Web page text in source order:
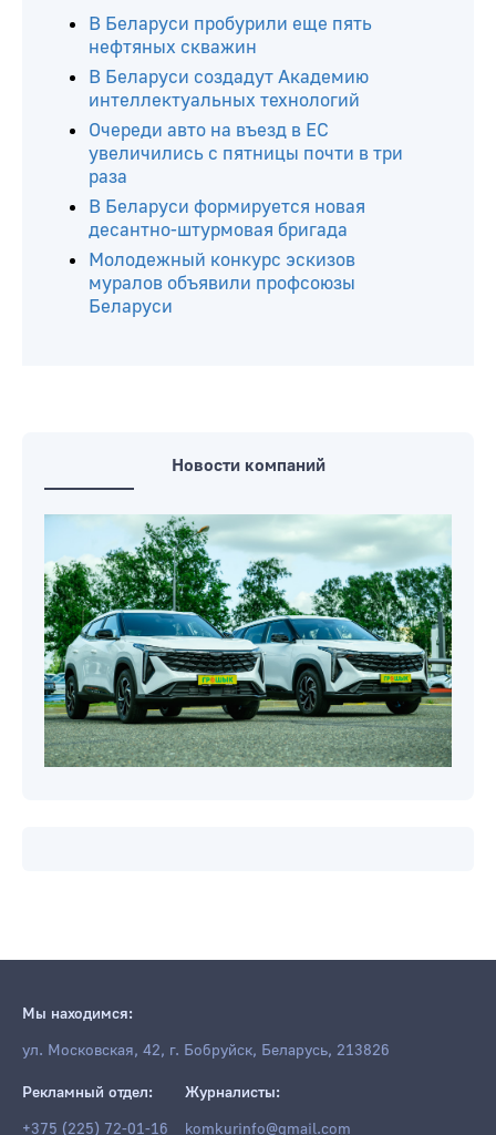
В Беларуси пробурили еще пять
нефтяных скважин
В Беларуси создадут Академию
интеллектуальных технологий
Очереди авто на въезд в ЕС
увеличились с пятницы почти в три
раза
В Беларуси формируется новая
десантно-штурмовая бригада
Молодежный конкурс эскизов
муралов объявили профсоюзы
Беларуси
Новости компаний
Мы находимся:
ул. Московская, 42, г. Бобруйск, Беларусь, 213826
Рекламный отдел:
+375 (225) 72-01-16
Журналисты:
komkurinfo@gmail.com